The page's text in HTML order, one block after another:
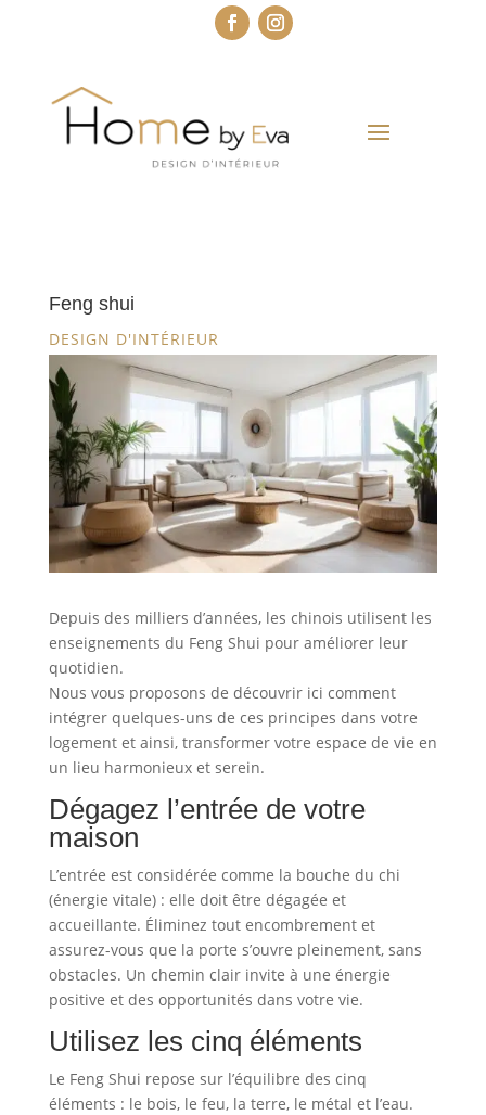
Feng shui
DESIGN D'INTÉRIEUR
Depuis des milliers d’années, les chinois utilisent les
enseignements du Feng Shui pour améliorer leur
quotidien.
Nous vous proposons de découvrir ici comment
intégrer quelques-uns de ces principes dans votre
logement et ainsi, transformer votre espace de vie en
un lieu harmonieux et serein.
Dégagez l’entrée de votre
maison
L’entrée est considérée comme la bouche du chi
(énergie vitale) : elle doit être dégagée et
accueillante. Éliminez tout encombrement et
assurez-vous que la porte s’ouvre pleinement, sans
obstacles. Un chemin clair invite à une énergie
positive et des opportunités dans votre vie.
Utilisez les cinq éléments
Le Feng Shui repose sur l’équilibre des cinq
éléments : le bois, le feu, la terre, le métal et l’eau.